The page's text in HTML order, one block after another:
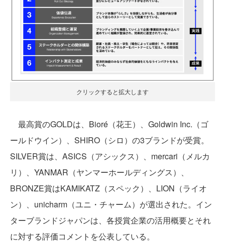
クリックすると拡大します
最高賞のGOLDは、Bioré（花王）、Goldwin Inc.（ゴ
ールドウイン）、SHIRO（シロ）の3ブランドが受賞。
SILVER賞は、ASICS（アシックス）、mercari（メルカ
リ）、YANMAR（ヤンマーホールディングス）、
BRONZE賞はKAMIKATZ（スペック）、LION（ライオ
ン）、unicharm（ユニ・チャーム）が選出された。イン
ターブランドジャパンは、各授賞企業の活用概要とそれ
に対する評価コメントを公表している。